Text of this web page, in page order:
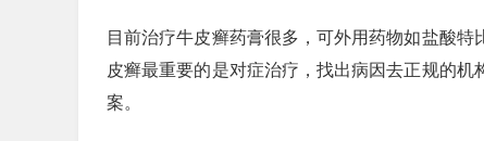
目前治疗牛皮癣药膏很多，可外用药物如盐酸
皮癣最重要的是对症治疗，找出病因去正规的
案。